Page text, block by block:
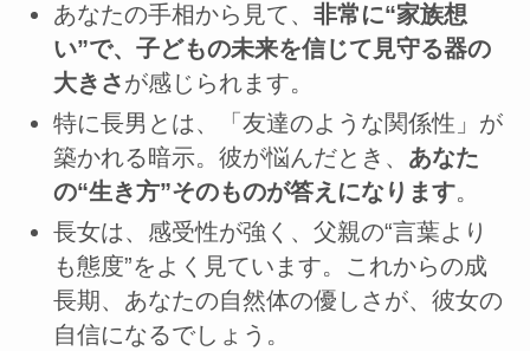
あなたの手相から見て、 非常に“家族想
い”で、子どもの未来を信じて見守る器の
大きさが感じられます。
特に長男とは、「友達のような関係性」が
築かれる暗示。彼が悩んだとき、 あなた
の“生き方”そのものが答えになります。
長女は、感受性が強く、父親の“言葉より
も態度”をよく見ています。これからの成
長期、あなたの自然体の優しさが、彼女の
自信になるでしょう。